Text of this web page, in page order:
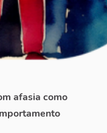
afasia como